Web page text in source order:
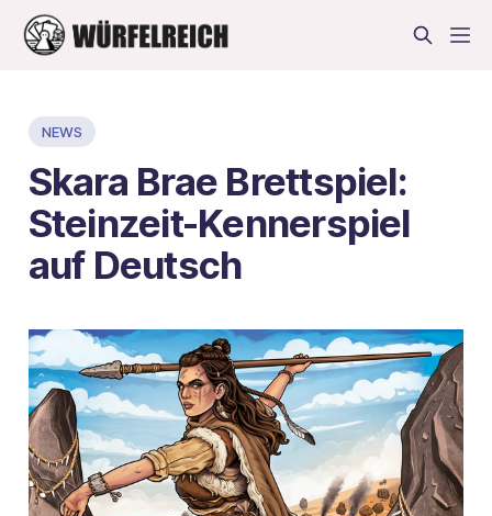
NEWS
Skara Brae Brettspiel:
Steinzeit-Kennerspiel
auf Deutsch